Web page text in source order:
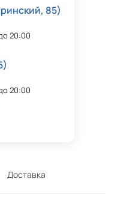
85)
20:00
20:00
Доставка